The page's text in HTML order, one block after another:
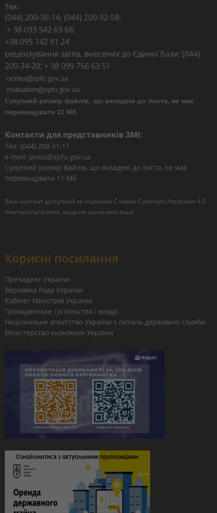
Тел:
(044) 200-36-14; (044) 200-32-58;
+ 38 093 542 69 68;
+38 095 142 91 24
рецензування звітів, внесених до Єдиної бази: (044)
200-34-20; + 38 099 756 63 51
Сукупний розмір файлів, що вкладені до листа, не має
перевищувати 11 Мб
Контакти для представників ЗМІ:
Тел: (044) 200-31-11
e-mail: press@spfu.gov.ua
Сукупний розмір файлів, що вкладені до листа, не має
перевищувати 11 Мб
Весь контент доступний за ліцензією Creative Commons Attribution 4.0
International license, якщо не зазначено інше
Корисні посилання
Президент України
Верховна Рада України
Кабінет Міністрів України
Громадянське суспільство і влада
Національне агентство України з питань державної служби
Міністерство економіки України